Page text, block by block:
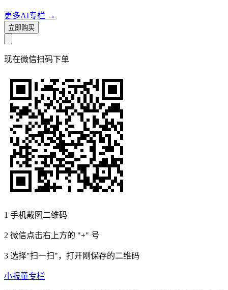
更多AI专栏 →
立即购买
现在微信扫码下单
1 手机截图二维码
2 微信点击右上方的 "+" 号
3 选择"扫一扫"，打开刚保存的二维码
小报童专栏